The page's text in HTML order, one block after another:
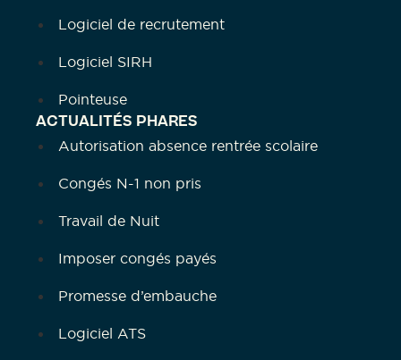
Logiciel de recrutement
Logiciel SIRH
Pointeuse
ACTUALITÉS PHARES
Autorisation absence rentrée scolaire
Congés N-1 non pris
Travail de Nuit
Imposer congés payés
Promesse d’embauche
Logiciel ATS